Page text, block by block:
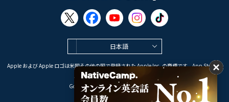
日本語
Apple および Apple ロゴは米国その他の国で登録された Apple Inc. の商標です。App Store は
Apple Inc. のサービスマークです。
Google Play は Google LLC の商標です。